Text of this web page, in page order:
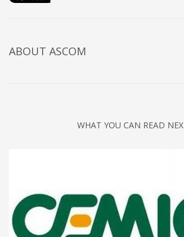
ABOUT ASCOM
WHAT YOU CAN READ